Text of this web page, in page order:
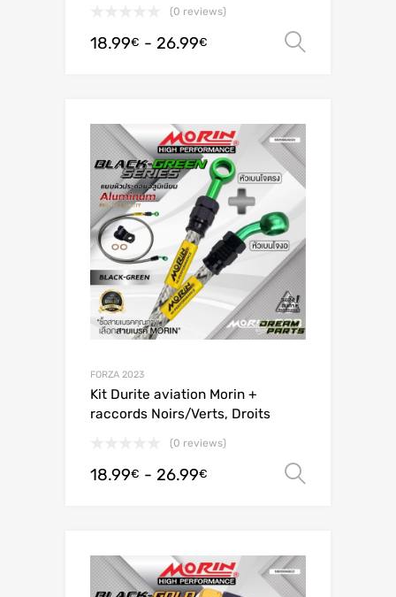
(0 reviews)
18.99€ - 26.99€
FORZA 2023
Kit Durite aviation Morin +
raccords Noirs/Verts, Droits
(0 reviews)
18.99€ - 26.99€